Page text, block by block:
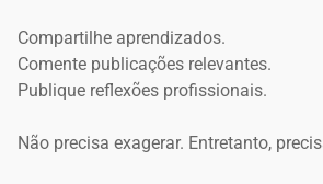
Compartilhe aprendizados.
Comente publicações relevantes.
Publique reflexões profissionais.
Não precisa exagerar. Entretanto,